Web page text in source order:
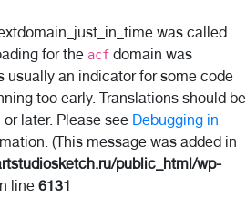
was called
for the acf domain was
usually an indicator for some code
too early. Translations should be
later. Please see Debugging in
(This message was added in
public_html/wp-
line 6131